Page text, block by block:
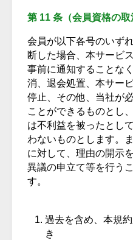
第 11 条（会員資格の取
会員が以下各号のいず
断した場合、本サービ
事前に通知することな
消、退会処置、本サー
停止、その他、当社が
ことができるものとし
は不利益を被ったとし
わないものとします。
に対して、理由の開示
異議の申立て等を行う
す。
過去を含め、本規
き